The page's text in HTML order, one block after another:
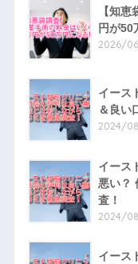
【知
円が50
2026/
イース
＆良い
2024/
イース
悪い？
査！
2024/
イース